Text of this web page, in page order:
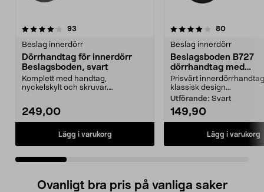
93
Beslag innerdörr
Dörrhandtag för innerdörr
Beslagsboden, svart
Komplett med handtag,
nyckelskylt och skruvar.
249,00
Lägg i varukorg
4.0 av 5 stjärnor 80
Beslag innerdörr
Beslagsboden B727
dörrhandtag med
nyckelskylt, innerdörr
Prisvärt
klassisk design...
Utförande: Svart
149,90
Lägg i varukorg
5.0 av 5 stjärnor
Ovanligt bra pris på vanliga saker